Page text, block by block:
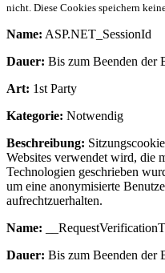
nicht. Diese Cookies speichern
Name: ASP.NET_SessionId
Dauer: Bis zum Beenden der
Art: 1st Party
Kategorie: Notwendig
Beschreibung:
Websites verwendet wird, die
Technologien geschrieben
um eine anonymisierte
aufrechtzuerhalten.
Name:
Dauer: Bis zum Beenden der